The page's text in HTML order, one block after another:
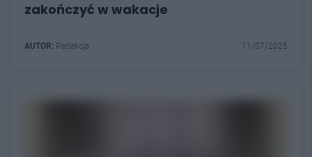
zakończyć w wakacje
AUTOR: Redakcja 11/07/2025